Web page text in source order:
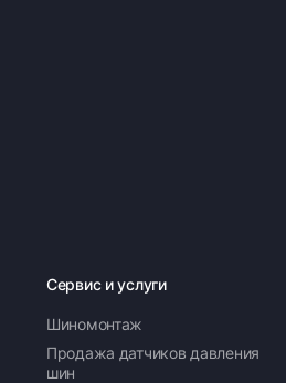
Сервис и услуги
Шиномонтаж
Продажа датчиков давления
шин